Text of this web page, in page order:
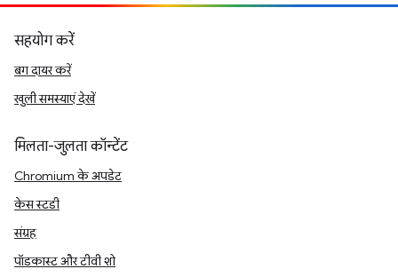
सहयोग करें
बग दायर करें
खुली समस्याएं देखें
मिलता-जुलता कॉन्टेंट
Chromium के अपडेट
केस स्टडी
संग्रह
पॉडकास्ट और टीवी शो